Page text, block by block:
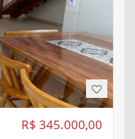
R$ 345.000,00